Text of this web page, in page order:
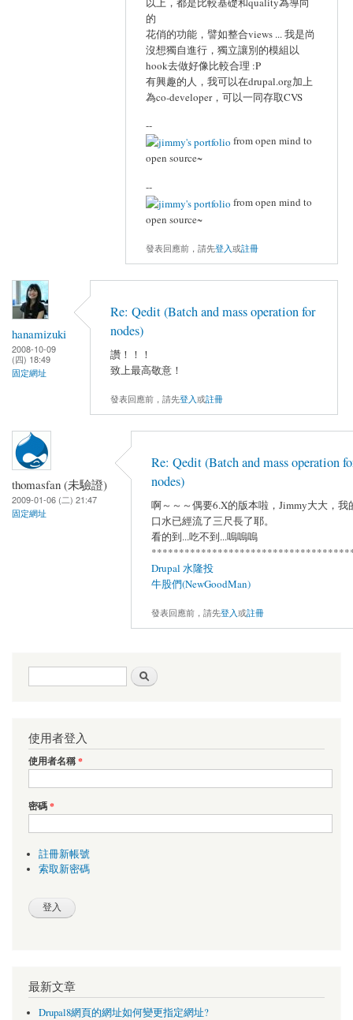
的
花俏的功能，譬如整合views ... 我是尚
沒想獨自進行，獨立讓別的模組以
hook去做好像比較合理 :P
有興趣的人，我可以在drupal.org加上
為co-developer，可以一同存取CVS
--
from open mind to
open source~
--
from open mind to
open source~
發表回應前，請先登入或註冊
hanamizuki
2008-10-09
(四) 18:49
固定網址
Re: Qedit (Batch and mass operation for
nodes)
讚！！！
致上最高敬意！
發表回應前，請先登入或註冊
thomasfan (未驗證)
2009-01-06 (二) 21:47
固定網址
Re: Qedit (Batch and mass operation
nodes)
啊～～～偶要6.X的版本啦，Jimmy大大，我
口水已經流了三尺長了耶。
看的到...吃不到...嗚嗚嗚
Drupal 水隆投
牛股們(NewGoodMan)
發表回應前，請先登入或註冊
搜尋表單
使用者登入
使用者名稱*
密碼*
註冊新帳號
索取新密碼
最新文章
Drupal8網頁的網址如何變更指定網址?